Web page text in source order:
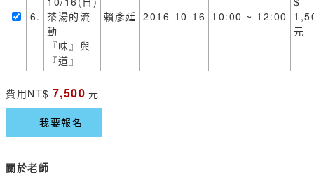
6. 茶湯的流
動－
『味』與
『道』
賴彥廷 2016-10-16 10:00 ~ 12:00
元
費用NT$ 7,500 元
我要報名
關於老師